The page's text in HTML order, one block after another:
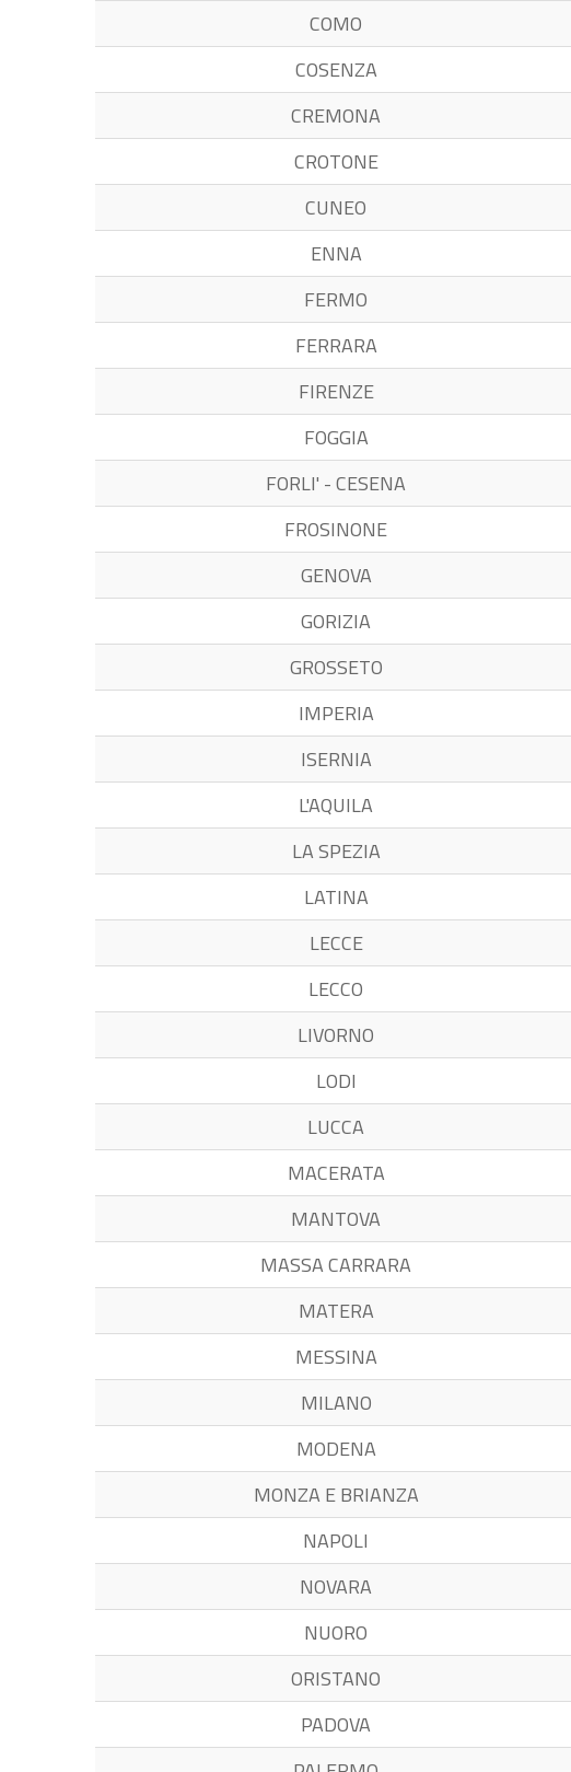
COMO
COSENZA
CREMONA
CROTONE
CUNEO
ENNA
FERMO
FERRARA
FIRENZE
FOGGIA
FORLI' - CESENA
FROSINONE
GENOVA
GORIZIA
GROSSETO
IMPERIA
ISERNIA
L'AQUILA
LA SPEZIA
LATINA
LECCE
LECCO
LIVORNO
LODI
LUCCA
MACERATA
MANTOVA
MASSA CARRARA
MATERA
MESSINA
MILANO
MODENA
MONZA E BRIANZA
NAPOLI
NOVARA
NUORO
ORISTANO
PADOVA